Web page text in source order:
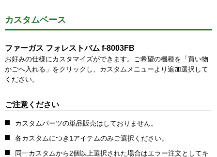
カスタムベース
ファーガス フォレストバム f-8003FB
お好みの仕様にカスタマイズができます。ご希望の機種を「買い物
かごへ入れる」をクリックし、カスタムメニューより追加選択して
ください。
ご注意ください
カスタムパーツの単品販売はしておりません。
各カスタムにつき1アイテムのみご選択ください。
同一カスタムから2個以上選択された場合はエラー注文としてキ